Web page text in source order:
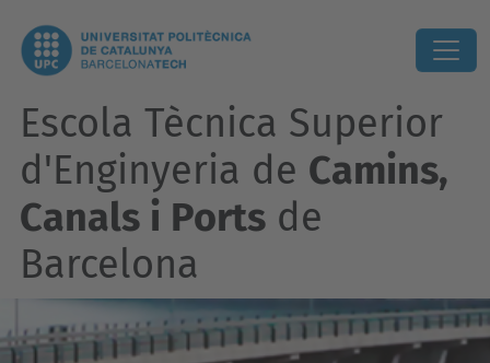
Escola Tècnica Superior
d'Enginyeria de Camins,
Canals i Ports de
Barcelona